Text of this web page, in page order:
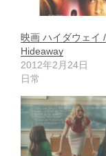
映画 ハイダウェイ /
Hideaway
2012年2月24日
日常